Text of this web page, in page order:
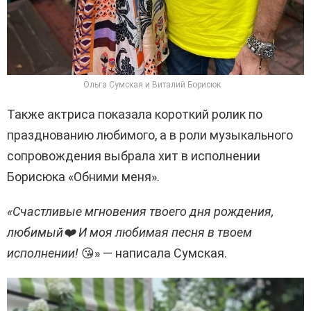
Ольга Сумская и Виталий Борисюк
Также актриса показала короткий ролик по
празднованию любимого, а в роли музыкального
сопровождения выбрала хит в исполнении
Борисюка «Обними меня».
«Счастливые мгновения твоего дня рождения,
любимый❤️ И моя любимая песня в твоем
исполнении! 😘» — написала Сумская.
В